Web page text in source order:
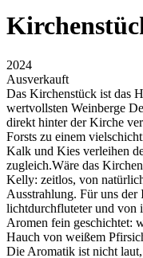
2024
Ausverkauft
Das Kirchenstück ist das
wertvollsten Weinberge
direkt hinter der Kirche
Forsts zu einem
Kalk und Kies verleihen
zugleich.Wäre das
Kelly: zeitlos, von
Ausstrahlung. Für uns
lichtdurchfluteter und von
Aromen fein geschichtet:
Hauch von weißem
Die Aromatik ist nicht laut,